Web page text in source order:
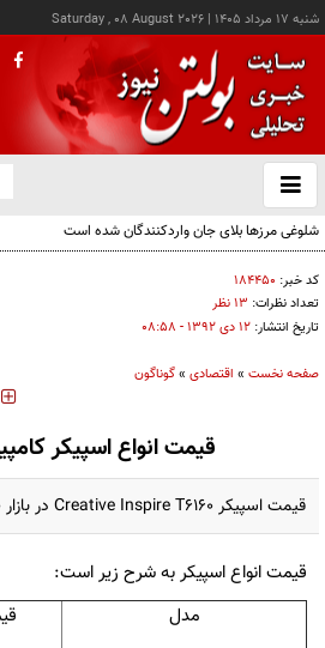
شنبه ۱۷ مرداد ۱۴۰۵ |
Saturday , 08 August 2026
باز
و
شلوغی مرزها بلای جان واردکنندگان شده است
کد خبر: ۱۸۴۴۵۰
تعداد نظرات: ۱۳ نظر
تاریخ انتشار: ۱۲ دی ۱۳۹۲ - ۰۸:۵۸
صفحه نخست » اقتصادی »گوناگون
قیمت انواع اسپیکر
قیمت اسپیکر Creative Inspire T6160 در بازار 89000 تومان است.
قیمت انواع اسپیکر به شرح زیر است:
مدل